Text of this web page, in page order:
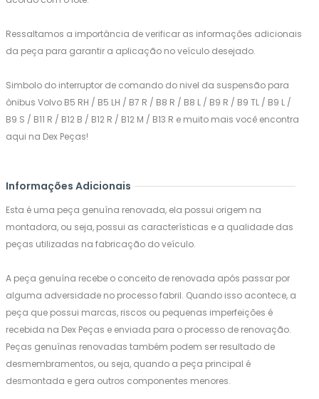
Ressaltamos a importância de verificar as informações adicionais
da peça para garantir a aplicação no veículo desejado.
Simbolo do interruptor de comando do nivel da suspensão para
ônibus Volvo B5 RH / B5 LH / B7 R / B8 R / B8 L / B9 R / B9 TL / B9 L /
B9 S / B11 R / B12 B / B12 R / B12 M / B13 R e muito mais você encontra
aqui na Dex Peças!
Informações Adicionais
Esta é uma peça genuína renovada, ela possui origem na
montadora, ou seja, possui as características e a qualidade das
peças utilizadas na fabricação do veículo.
A peça genuína recebe o conceito de renovada após passar por
alguma adversidade no processo fabril. Quando isso acontece, a
peça que possui marcas, riscos ou pequenas imperfeições é
recebida na Dex Peças e enviada para o processo de renovação.
Peças genuínas renovadas também podem ser resultado de
desmembramentos, ou seja, quando a peça principal é
desmontada e gera outros componentes menores.